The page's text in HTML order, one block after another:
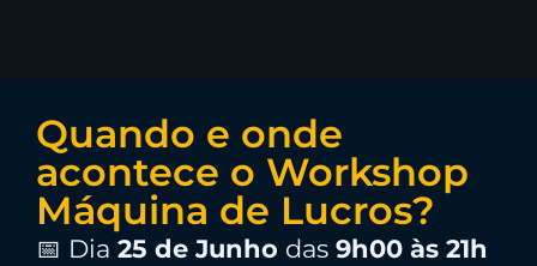
Quando e onde
acontece o Workshop
Máquina de Lucros?
📅 Dia 25 de Junho das 9h00 às 21h